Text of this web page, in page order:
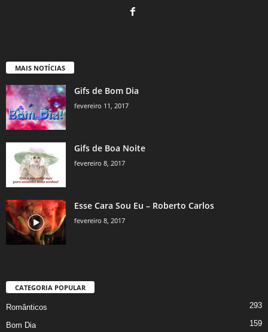
MAIS NOTÍCIAS
Gifs de Bom Dia
fevereiro 11, 2017
Gifs de Boa Noite
fevereiro 8, 2017
Esse Cara Sou Eu – Roberto Carlos
fevereiro 8, 2017
CATEGORIA POPULAR
Românticos 293
Bom Dia 159